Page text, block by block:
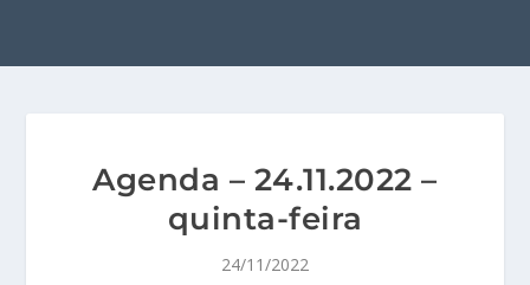
Agenda – 24.11.2022 –
quinta-feira
24/11/2022